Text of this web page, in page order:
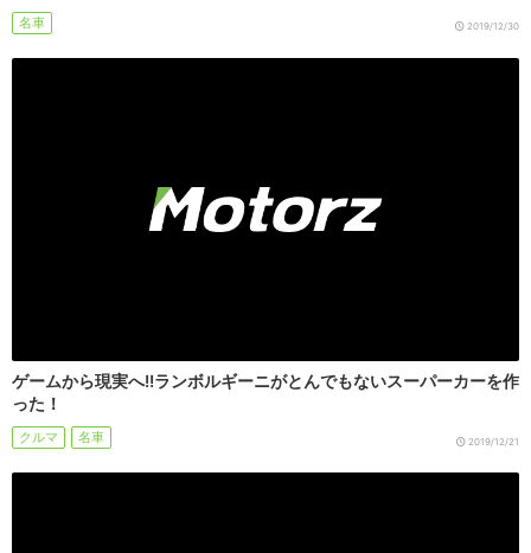
名車 2019/12/30
ゲームから現実へ!!ランボルギーニがとんでもないスーパーカーを作
った！
クルマ 名車 2019/12/21